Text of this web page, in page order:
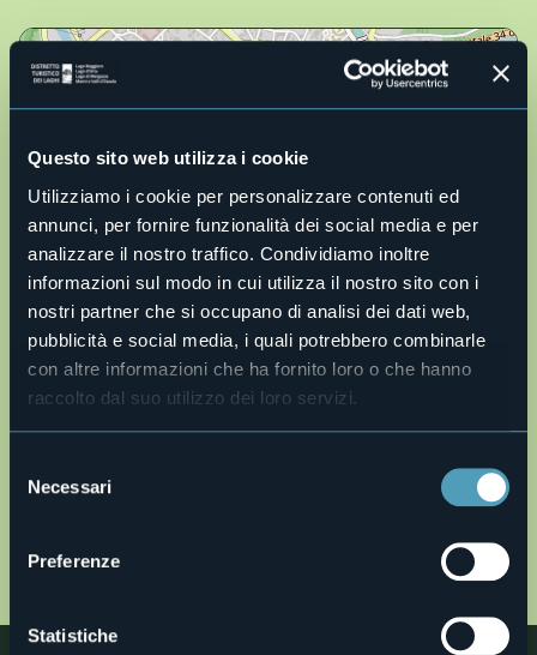
Questo sito web utilizza i cookie
Utilizziamo i cookie per personalizzare contenuti ed
annunci, per fornire funzionalità dei social media e per
analizzare il nostro traffico. Condividiamo inoltre
informazioni sul modo in cui utilizza il nostro sito con i
nostri partner che si occupano di analisi dei dati web,
pubblicità e social media, i quali potrebbero combinarle
con altre informazioni che ha fornito loro o che hanno
raccolto dal suo utilizzo dei loro servizi.
delNecessari
Preferenze
Statistiche
Cielo limpido 31,5°
28900 - Verbania (VB)
Apri mappa
v30-giro-d-italia-monte-ologno-bc.gpx